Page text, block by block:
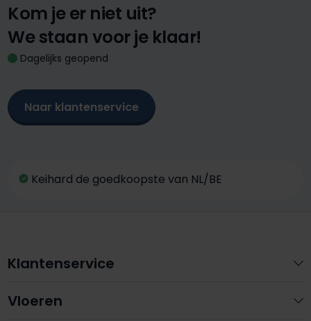
Kom je er niet uit?
We staan voor je klaar!
Dagelijks geopend
Naar klantenservice
Keihard de goedkoopste van NL/BE
Klantenservice
Vloeren